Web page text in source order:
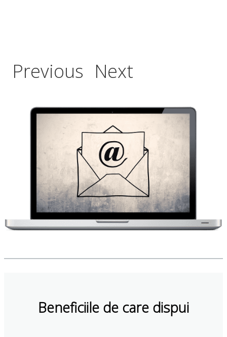
Previous Next
Beneficiile de care dispui